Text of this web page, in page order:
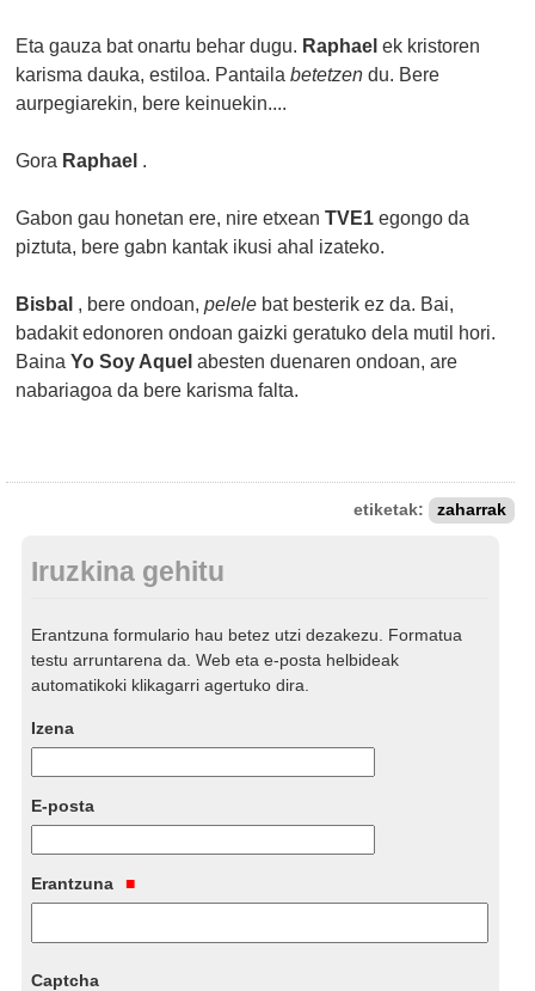
Eta gauza bat onartu behar dugu. Raphaelek kristoren
karisma dauka, estiloa. Pantailabetetzendu. Bere
aurpegiarekin, bere keinuekin....
Gora Raphael .
Gabon gau honetan ere, nire etxeanTVE1egongo da
piztuta, bere gabn kantak ikusi ahal izateko.
Bisbal , bere ondoan,pelele bat besterik ez da. Bai,
badakit edonoren ondoan gaizki geratuko dela mutil hori.
BainaYo Soy Aquelabesten duenaren ondoan, are
nabariagoa da bere karisma falta.
etiketak: zaharrak
Iruzkina gehitu
Erantzuna formulario hau betez utzi dezakezu. Formatua
testu arruntarena da. Web eta e-posta helbideak
automatikoki klikagarri agertuko dira.
Izena
E-posta
Erantzuna
Captcha